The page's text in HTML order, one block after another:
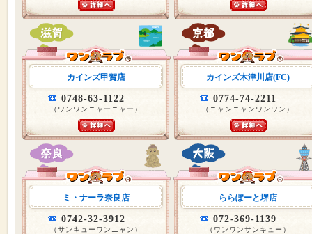
カインズ甲賀店
0748-63-1122
（ワンワンニャーニャー）
カインズ木津川店(FC)
0774-74-2211
（ニャンニャンワンワン）
ミ・ナーラ奈良店
0742-32-3912
（サンキューワンニャン）
ららぽーと堺店
072-369-1139
（ワンワンサンキュー）